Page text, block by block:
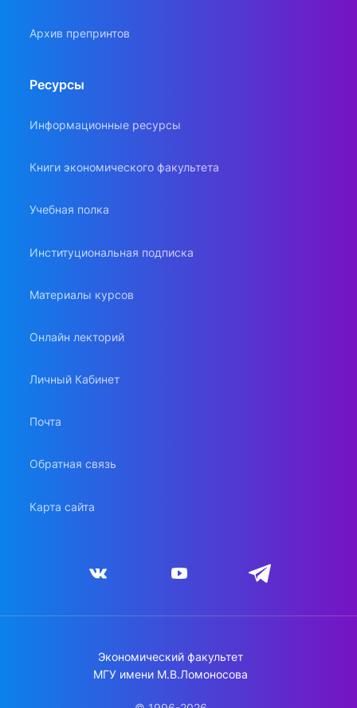
Архив препринтов
Ресурсы
Информационные ресурсы
Книги экономического факультета
Учебная полка
Институциональная подписка
Материалы курсов
Онлайн лекторий
Личный Кабинет
Почта
Обратная связь
Карта сайта
Экономический факультет
МГУ имени М.В.Ломоносова